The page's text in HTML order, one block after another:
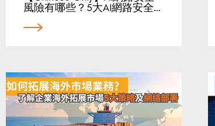
風險有哪些？5大AI網路安全…